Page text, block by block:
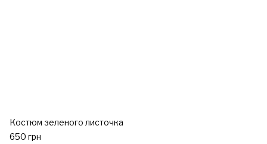
Костюм зеленого листочка
650 грн